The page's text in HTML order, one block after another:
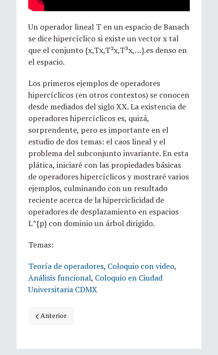
Un operador lineal T en un espacio de Banach
se dice hipercíclico si existe un vector x tal
que el conjunto {x,Tx,T²x,T³x,…}.es denso en
el espacio.
Los primeros ejemplos de operadores
hipercíclicos (en otros contextos) se conocen
desde mediados del siglo XX. La existencia de
operadores hipercíclicos es, quizá,
sorprendente, pero es importante en el
estudio de dos temas: el caos lineal y el
problema del subconjunto invariante. En esta
plática, iniciaré con las propiedades básicas
de operadores hipercíclicos y mostraré varios
ejemplos, culminando con un resultado
reciente acerca de la hiperciclicidad de
operadores de desplazamiento en espacios
L^{p} con dominio un árbol dirigido.
Temas:
Teoría de operadores, Coloquio con video,
Análisis funcional, Coloquio en Ciudad
Universitaria CDMX
Artículo anterior: Aspectos Hamiltonianos en mecánica
Anterior